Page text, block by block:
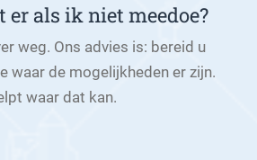
er als ik niet meedoe?
weg. Ons advies is: bereid u
waar de mogelijkheden er zijn.
waar dat kan.